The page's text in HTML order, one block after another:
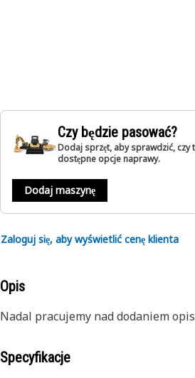
Czy będzie pasować?
Dodaj sprzęt, aby sprawdzić, czy
dostępne opcje naprawy.
Dodaj maszynę
Zaloguj się, aby wyświetlić cenę klienta
Opis
Nadal pracujemy nad dodaniem
Specyfikacje